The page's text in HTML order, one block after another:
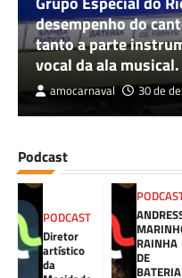
desempenho do
tanto a parte
vocal da ala musical.
amocarnaval 30 de
Podcast
PODCAST
Diretor
artístico
da
RAINHA
DE
BATERIA